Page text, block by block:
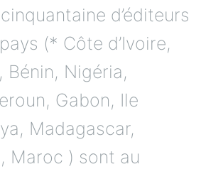
d’éditeurs
(* Côte d’Ivoire,
Bénin, Nigéria,
Gabon, Ile
Madagascar,
Maroc ) sont au